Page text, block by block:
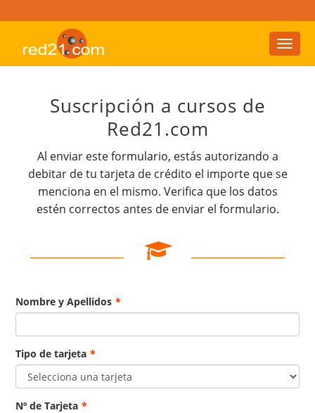
Toggle
Suscripción a cursos de
Red21.com
Al enviar este formulario, estás autorizando a
debitar de tu tarjeta de crédito el importe que se
menciona en el mismo. Verifica que los datos
estén correctos antes de enviar el formulario.
Nombre y Apellidos *
Tipo de tarjeta *
Nº de Tarjeta *